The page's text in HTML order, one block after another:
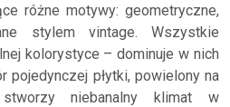
różne motywy: geometryczne,
stylem vintage. Wszystkie
kolorystyce – dominuje w nich
pojedynczej płytki, powielony na
niebanalny klimat w